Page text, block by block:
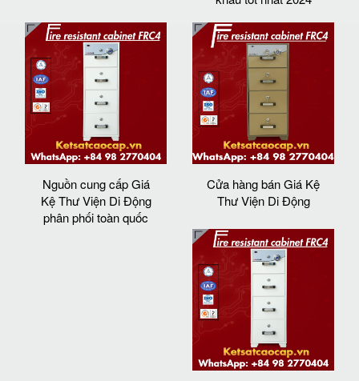
Nguồn cung cấp Giá
Kệ Thư Viện Di Động
phân phối toàn quốc
Cửa hàng bán Giá Kệ
Thư Viện Di Động